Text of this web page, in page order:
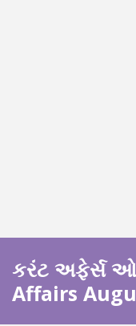
કરંટ અફેર્સ
Affairs